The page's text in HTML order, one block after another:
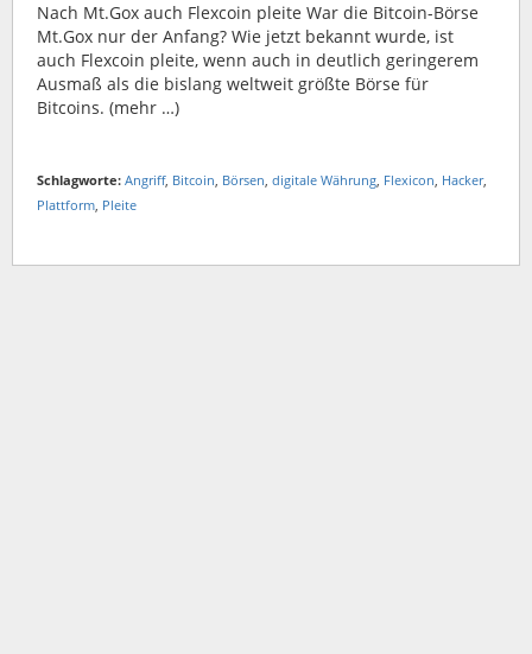
Nach Mt.Gox auch Flexcoin pleite War die Bitcoin-Börse
Mt.Gox nur der Anfang? Wie jetzt bekannt wurde, ist
auch Flexcoin pleite, wenn auch in deutlich geringerem
Ausmaß als die bislang weltweit größte Börse für
Bitcoins. (mehr …)
Schlagworte: Angriff, Bitcoin, Börsen, digitale Währung, Flexicon, Hacker,
Plattform, Pleite